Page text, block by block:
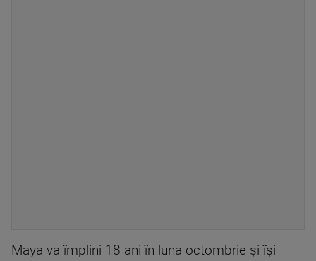
Maya va împlini 18 ani în luna octombrie și își